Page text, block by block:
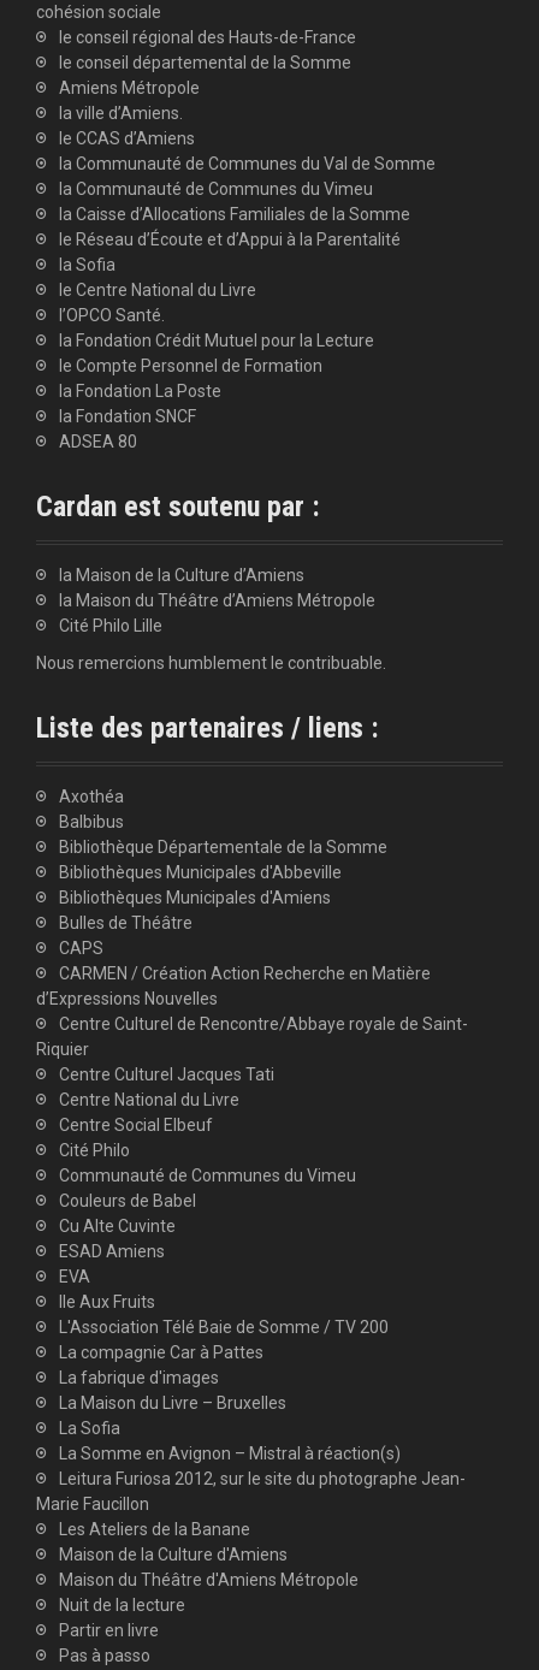
cohésion sociale
le conseil régional des Hauts-de-France
le conseil départemental de la Somme
Amiens Métropole
la ville d’Amiens.
le CCAS d’Amiens
la Communauté de Communes du Val de Somme
la Communauté de Communes du Vimeu
la Caisse d’Allocations Familiales de la Somme
le Réseau d’Écoute et d’Appui à la Parentalité
la Sofia
le Centre National du Livre
l’OPCO Santé.
la Fondation Crédit Mutuel pour la Lecture
le Compte Personnel de Formation
la Fondation La Poste
la Fondation SNCF
ADSEA 80
Cardan est soutenu par :
la Maison de la Culture d’Amiens
la Maison du Théâtre d’Amiens Métropole
Cité Philo Lille
Nous remercions humblement le contribuable.
Liste des partenaires / liens :
Axothéa
Balbibus
Bibliothèque Départementale de la Somme
Bibliothèques Municipales d'Abbeville
Bibliothèques Municipales d'Amiens
Bulles de Théâtre
CAPS
CARMEN / Création Action Recherche en Matière
d’Expressions Nouvelles
Centre Culturel de Rencontre/Abbaye royale de Saint-
Riquier
Centre Culturel Jacques Tati
Centre National du Livre
Centre Social Elbeuf
Cité Philo
Communauté de Communes du Vimeu
Couleurs de Babel
Cu Alte Cuvinte
ESAD Amiens
EVA
Ile Aux Fruits
L'Association Télé Baie de Somme / TV 200
La compagnie Car à Pattes
La fabrique d'images
La Maison du Livre – Bruxelles
La Sofia
La Somme en Avignon – Mistral à réaction(s)
Leitura Furiosa 2012, sur le site du photographe Jean-
Marie Faucillon
Les Ateliers de la Banane
Maison de la Culture d'Amiens
Maison du Théâtre d'Amiens Métropole
Nuit de la lecture
Partir en livre
Pas à passo